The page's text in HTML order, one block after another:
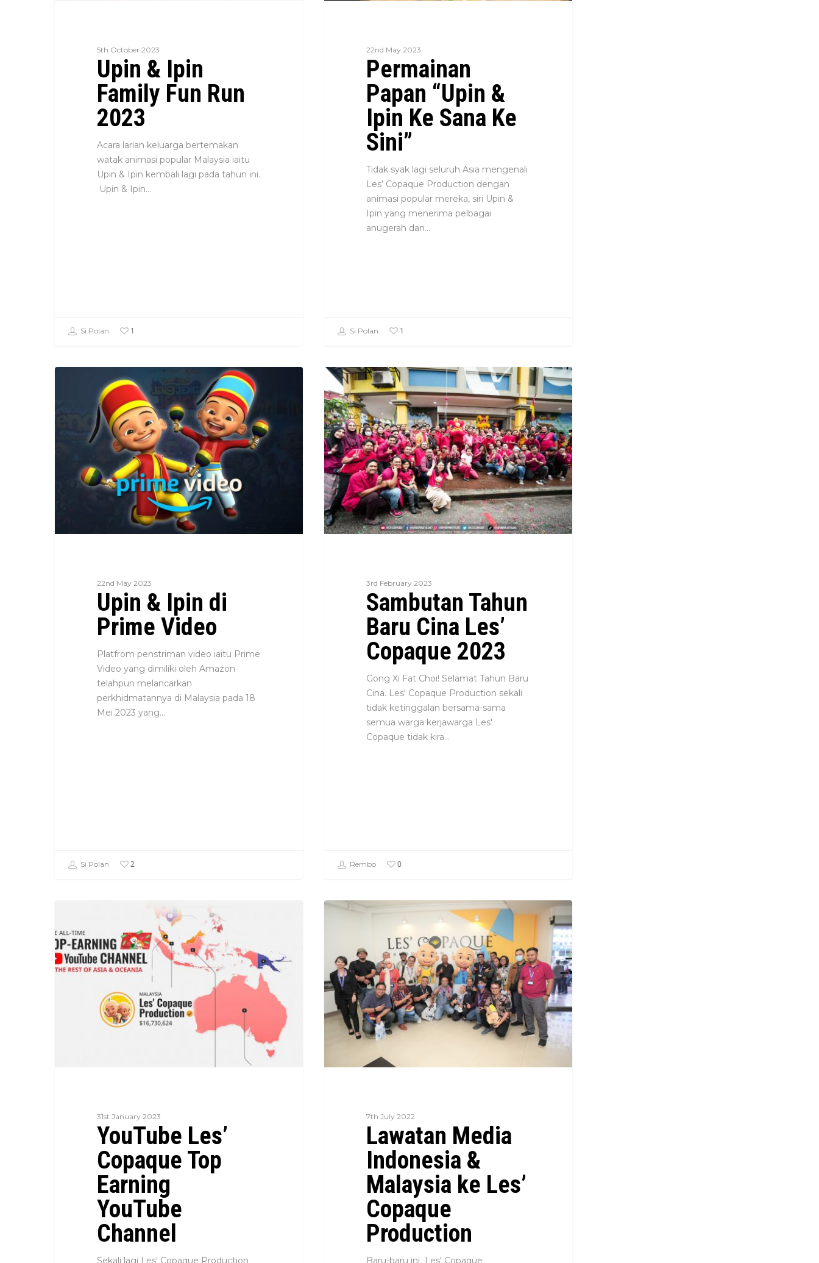
5th October 2023
Upin & Ipin
Family Fun Run
2023
Acara larian keluarga bertemakan
watak animasi popular Malaysia iaitu
Upin & Ipin kembali lagi pada tahun ini.
Upin & Ipin…
Si Polan 1
22nd May 2023
Permainan
Papan “Upin &
Ipin Ke Sana Ke
Sini”
Tidak syak lagi seluruh Asia mengenali
Les’ Copaque Production dengan
animasi popular mereka, siri Upin &
Ipin yang menerima pelbagai
anugerah dan…
Si Polan 1
22nd May 2023
Upin & Ipin di
Prime Video
Platfrom penstriman video iaitu Prime
Video yang dimiliki oleh Amazon
telahpun melancarkan
perkhidmatannya di Malaysia pada 18
Mei 2023 yang…
Si Polan 2
3rd February 2023
Sambutan Tahun
Baru Cina Les’
Copaque 2023
Gong Xi Fat Choi! Selamat Tahun Baru
Cina. Les' Copaque Production sekali
tidak ketinggalan bersama-sama
semua warga kerjawarga Les'
Copaque tidak kira…
Rembo 0
31st January 2023
YouTube Les’
Copaque Top
Earning
YouTube
Channel
Sekali lagi Les' Copaque Production
7th July 2022
Lawatan Media
Indonesia &
Malaysia ke Les’
Copaque
Production
Baru-baru ini Les' Copaque